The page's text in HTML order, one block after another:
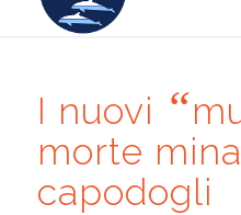
I nuovi “
morte
capodogli